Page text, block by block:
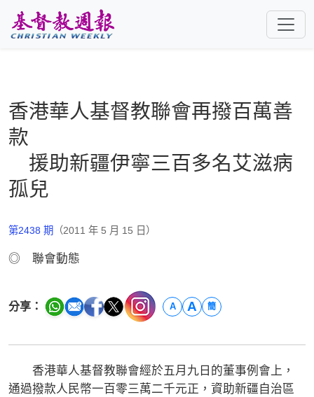
香港華人基督教聯會再撥百萬善
款
援助新疆伊寧三百多名艾滋病
孤兒
第2438 期 （2011 年 5 月 15 日）
◎ 聯會動態
分享： A A 簡
香港華人基督教聯會經於五月九日的董事例會上，
通過撥款人民幣一百零三萬二千元正，資助新疆自治區